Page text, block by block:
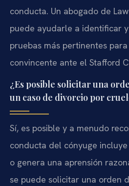
conducta. Un abogado de Law
puede ayudarle a identificar
pruebas más pertinentes
convincente ante el Stafford
¿Es posible solicitar una
un caso de divorcio por
Sí, es posible y a menudo
conducta del cónyuge
o genera una aprensión
se puede solicitar una orden